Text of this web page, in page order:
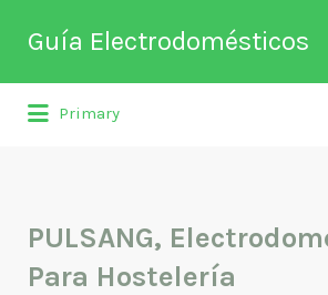
Guía Electrodomésticos
Directorio de empresas
Buscar
por:
Primary
por:
PULSANG,
Para Hostelería